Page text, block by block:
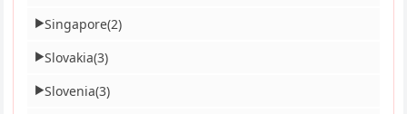
▶Singapore(2)
▶Slovakia(3)
▶Slovenia(3)